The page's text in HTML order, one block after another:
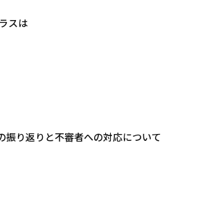
スは
振り返りと不審者への対応について